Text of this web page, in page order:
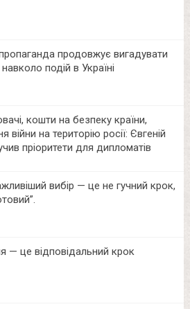
продовжує вигадувати
навколо подій в Україні
кошти на безпеку країни,
війни на територію росії: Євгеній
пріоритети для дипломатів
вибір — це не гучний крок,
— це відповідальний крок